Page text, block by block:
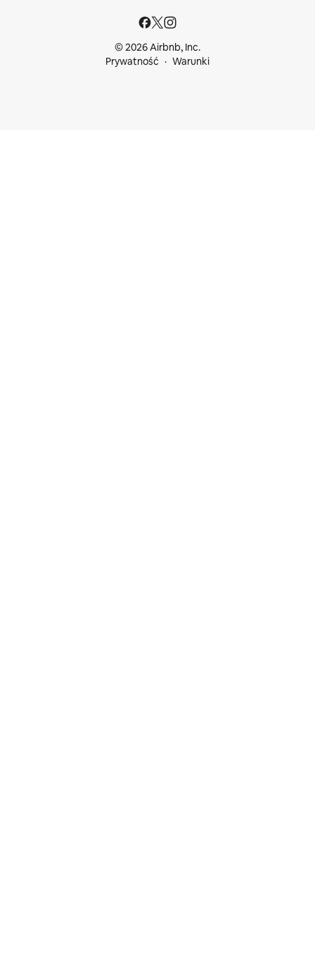
© 2026 Airbnb, Inc.
Prywatność
Warunki